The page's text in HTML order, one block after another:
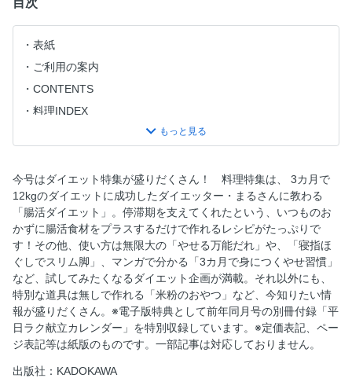
目次
表紙
ご利用の案内
CONTENTS
料理INDEX
「レシピのことば」をおさらい！
しっかり食べてやせ体質を実現！ まるさんの腸活ダイエッ
ト
レタスクラブWEBで自分だけのレシピカタログを作ろう！
ヘルシーで使い方は無限大！ やせる万能だれ
笠原将弘の作り続けたいおかず「いわしのつみれ煮」
Mizukiのコスパ最高！おかず「蒸しどりとキャベツのごまだ
れがけ」
およねの野菜使いこなし帖 玉ねぎ
あの人の1週間お弁当生活
特別な道具は必要なし 体にやさしい米粉のおやつ
今号はダイエット特集が盛りだくさん！ 料理特集は、 3カ月で
12kgのダイエットに成功したダイエッター・まるさんに教わる
「腸活ダイエット」。停滞期を支えてくれたという、いつものお
かずに腸活食材をプラスするだけで作れるレシピがたっぷりで
す！その他、使い方は無限大の「やせる万能だれ」や、「寝指ほ
ぐしでスリム脚」、マンガで分かる「3カ月で身につくやせ習慣」
など、試してみたくなるダイエット企画が満載。それ以外にも、
特別な道具は無しで作れる「米粉のおやつ」など、今知りたい情
報が盛りだくさん。※電子版特典として前年同月号の別冊付録「平
日ラク献立カレンダー」を特別収録しています。※定価表記、ペー
ジ表記等は紙版のものです。一部記事は対応しておりません。
出版社：KADOKAWA